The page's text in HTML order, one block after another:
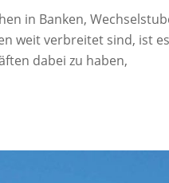
in Banken,
weit verbreitet sind, ist es
dabei zu haben,